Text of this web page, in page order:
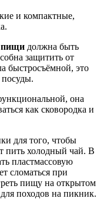
и компактные,
пищи должна быть
защитить от
быстросъёмной, это
она
как сковородка и
для того, чтобы
пить холодный чай. В
пластмассовую
сломаться при
пищу на открытом
походов на пикник.